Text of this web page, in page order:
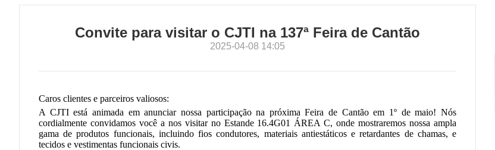
Convite para visitar o CJTI na 137ª Feira de Cantão
2025-04-08 14:05
Caros clientes e parceiros valiosos:
A CJTI está animada em anunciar nossa participação na próxima Feira de Cantão em 1º de maio! Nós
cordialmente convidamos você a nos visitar no Estande 16.4G01 ÁREA C, onde mostraremos nossa ampla
gama de produtos funcionais, incluindo fios condutores, materiais antiestáticos e retardantes de chamas, e
tecidos e vestimentas funcionais civis.